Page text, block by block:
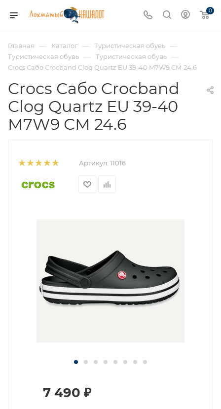
0
Главная — Каталог — Туристическая обувь —
Туристическая обувь — Туристическая обувь —
Crocs Сабо Crocband Clog Quartz EU 39-40 M7W9 СМ 24.6
Crocs Сабо Crocband
Clog Quartz EU 39-40
M7W9 СМ 24.6
Артикул: 11016
7 490 ₽